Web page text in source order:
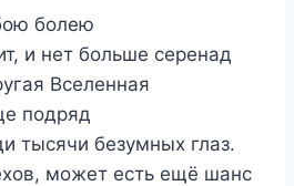
болею
и нет больше серенад
Вселенная
подряд
тысячи безумных глаз.
может есть ещё шанс